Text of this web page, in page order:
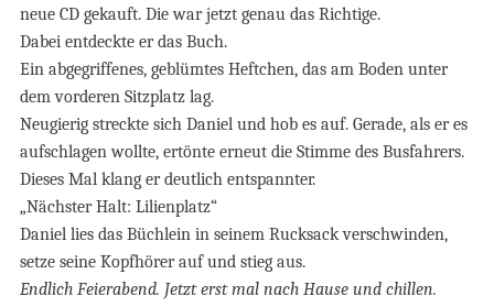
neue CD gekauft. Die war jetzt genau das Richtige.
Dabei entdeckte er das Buch.
Ein abgegriffenes, geblümtes Heftchen, das am Boden unter
dem vorderen Sitzplatz lag.
Neugierig streckte sich Daniel und hob es auf. Gerade, als er es
aufschlagen wollte, ertönte erneut die Stimme des Busfahrers.
Dieses Mal klang er deutlich entspannter.
„Nächster Halt: Lilienplatz“
Daniel lies das Büchlein in seinem Rucksack verschwinden,
setze seine Kopfhörer auf und stieg aus.
Endlich Feierabend. Jetzt erst mal nach Hause und chillen.